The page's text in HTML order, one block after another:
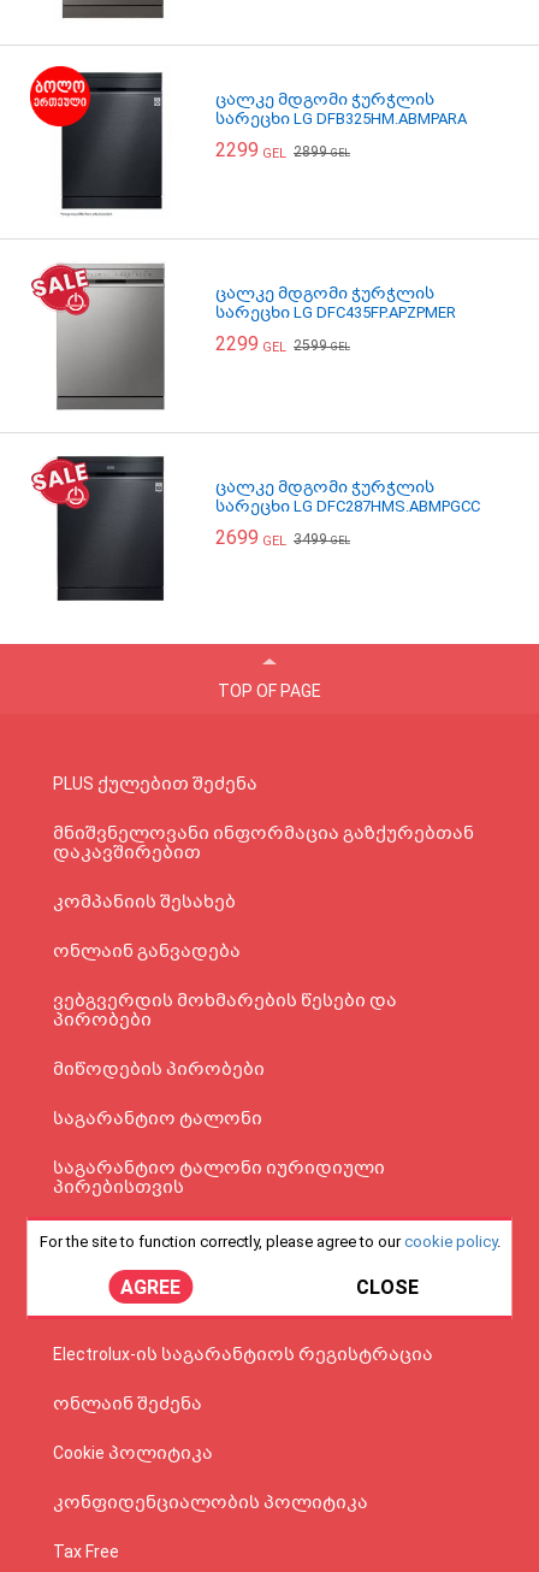
ცალკე მდგომი ჭურჭლის
სარეცხი LG DFB325HM.ABMPARA
2299 GEL 2899GEL
ცალკე მდგომი ჭურჭლის
სარეცხი LG DFC435FP.APZPMER
2299 GEL 2599GEL
ცალკე მდგომი ჭურჭლის
სარეცხი LG DFC287HMS.ABMPGCC
2699 GEL 3499GEL
TOP OF PAGE
PLUS ქულებით შეძენა
მნიშვნელოვანი ინფორმაცია გაზქურებთან
დაკავშირებით
კომპანიის შესახებ
ონლაინ განვადება
ვებგვერდის მოხმარების წესები და
პირობები
მიწოდების პირობები
საგარანტიო ტალონი
საგარანტიო ტალონი იურიდიული
პირებისთვის
პროდუქციის შეკეთების, გადაცვლის და
დაბრუნების პოლიტიკა
კორპორატიული გაყიდვები
Electrolux-ის საგარანტიოს რეგისტრაცია
ონლაინ შეძენა
Cookie პოლიტიკა
კონფიდენციალობის პოლიტიკა
Tax Free
For the site to function correctly, please agree to ourcookie policy.
AGREE CLOSE